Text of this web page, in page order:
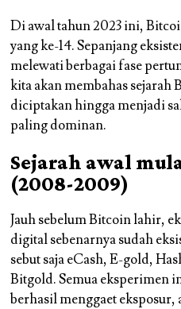
Di awal tahun 2023 ini,
yang ke-14. Sepanjang
melewati berbagai fase
kita akan membahas sejarah
diciptakan hingga menjadi
paling dominan.
Sejarah awal
(2008-2009)
Jauh sebelum Bitcoin lahir,
digital sebenarnya sudah
sebut saja eCash, E-gold,
Bitgold. Semua eksperimen
berhasil menggaet